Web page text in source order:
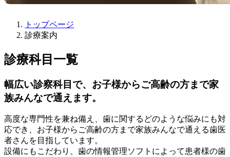
トップページ
診療案内
診療科目一覧
幅広い診察科目で、お子様からご高齢の方まで家
族みんなで通えます。
高度な専門性を兼ね備え、歯に関するどのような悩みにも対
応でき、お子様からご高齢の方まで家族みんなで通える歯医
者さんを目指しています。
設備にもこだわり、歯の情報管理ソフトによって患者様の歯